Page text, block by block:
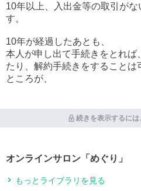
10年以上、入出金等の取引が
す。
10年が経過したあとも、
本人が申し出て手続きをとれば
たり、解約手続きをすることは
ところが、
続きを表示するに
オンラインサロン「めぐり」
もっとライブラリを見る